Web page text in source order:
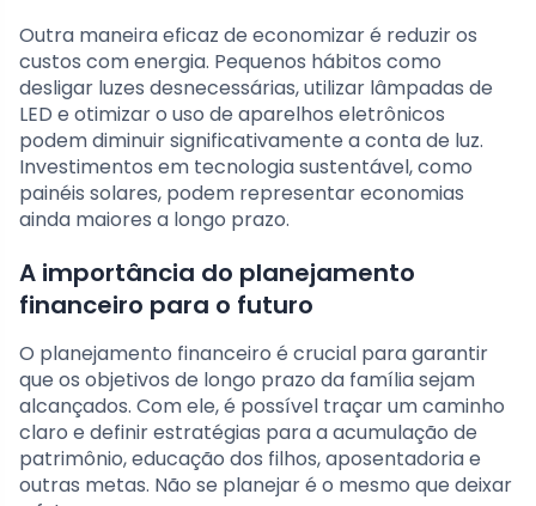
Outra maneira eficaz de economizar é reduzir os
custos com energia. Pequenos hábitos como
desligar luzes desnecessárias, utilizar lâmpadas de
LED e otimizar o uso de aparelhos eletrônicos
podem diminuir significativamente a conta de luz.
Investimentos em tecnologia sustentável, como
painéis solares, podem representar economias
ainda maiores a longo prazo.
A importância do planejamento
financeiro para o futuro
O planejamento financeiro é crucial para garantir
que os objetivos de longo prazo da família sejam
alcançados. Com ele, é possível traçar um caminho
claro e definir estratégias para a acumulação de
patrimônio, educação dos filhos, aposentadoria e
outras metas. Não se planejar é o mesmo que deixar